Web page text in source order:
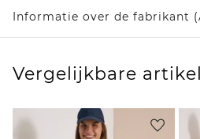
Informatie over de fabrikant
Vergelijkbare